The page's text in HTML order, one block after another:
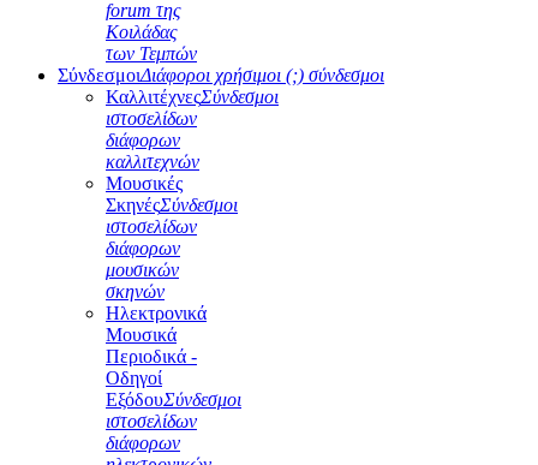
forum της
Κοιλάδας
των Τεμπών
ΣύνδεσμοιΔιάφοροι χρήσιμοι (;) σύνδεσμοι
ΚαλλιτέχνεςΣύνδεσμοι
ιστοσελίδων
διάφορων
καλλιτεχνών
Μουσικές
ΣκηνέςΣύνδεσμοι
ιστοσελίδων
διάφορων
μουσικών
σκηνών
Ηλεκτρονικά
Μουσικά
Περιοδικά -
Οδηγοί
ΕξόδουΣύνδεσμοι
ιστοσελίδων
διάφορων